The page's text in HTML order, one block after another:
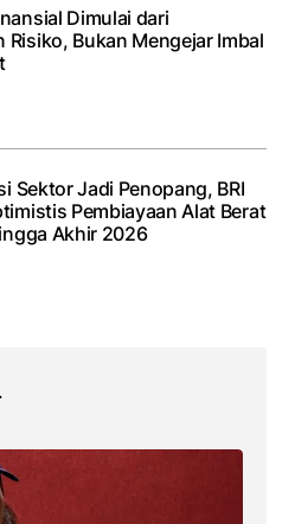
Dimulai dari
Risiko, Bukan Mengejar Imbal
Sektor Jadi Penopang, BRI
Pembiayaan Alat Berat
Akhir 2026